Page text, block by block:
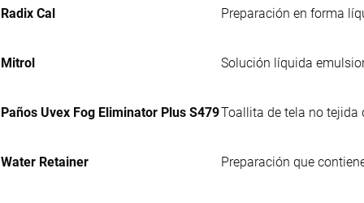
Radix Cal Preparación en forma
Mitrol Solución líquida
Paños Uvex Fog Eliminator Plus S479Toallita de tela no tejida
Water Retainer Preparación que